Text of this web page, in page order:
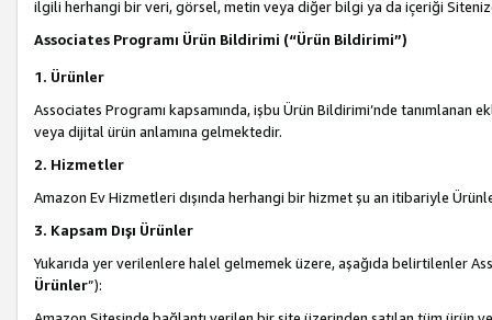
ilgili herhangi bir veri, görsel, metin veya diğer bilgi ya da içeriği
Associates Programı Ürün Bildirimi (“Ürün Bildirimi”)
1. Ürünler
Associates Programı kapsamında, işbu Ürün Bildirimi’nde
veya dijital ürün anlamına gelmektedir.
2. Hizmetler
Amazon Ev Hizmetleri dışında herhangi bir hizmet şu an itibariyle
3. Kapsam Dışı Ürünler
Yukarıda yer verilenlere halel gelmemek üzere, aşağıda belirtilenler
Ürünler”):